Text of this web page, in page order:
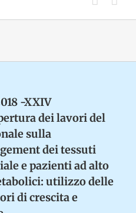
-XXIV
dei lavori del
sulla
dei tessuti
e pazienti ad alto
utilizzo delle
di crescita e